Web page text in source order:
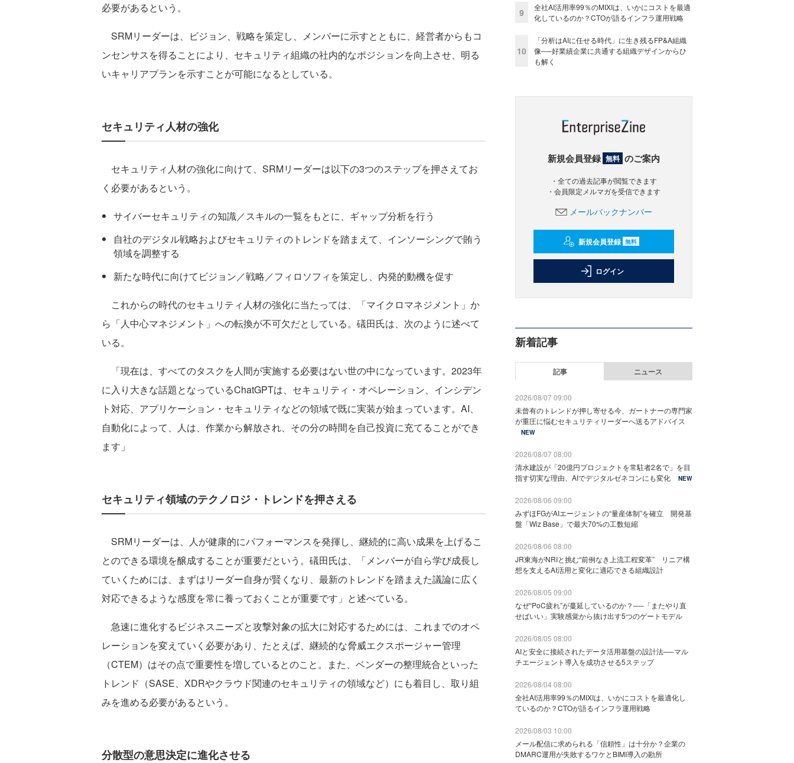
必要があるという。
SRMリーダーは、ビジョン、戦略を策定し、メンバーに示すとともに、経営者からもコ
ンセンサスを得ることにより、セキュリティ組織の社内的なポジションを向上させ、明る
いキャリアプランを示すことが可能になるとしている。
セキュリティ人材の強化
セキュリティ人材の強化に向けて、SRMリーダーは以下の3つのステップを押さえてお
く必要があるという。
サイバーセキュリティの知識／スキルの一覧をもとに、ギャップ分析を行う
自社のデジタル戦略およびセキュリティのトレンドを踏まえて、インソーシングで賄う
領域を調整する
新たな時代に向けてビジョン／戦略／フィロソフィを策定し、内発的動機を促す
これからの時代のセキュリティ人材の強化に当たっては、「マイクロマネジメント」か
ら「人中心マネジメント」への転換が不可欠だとしている。礒田氏は、次のように述べて
いる。
「現在は、すべてのタスクを人間が実施する必要はない世の中になっています。2023年
に入り大きな話題となっているChatGPTは、セキュリティ・オペレーション、インシデン
ト対応、アプリケーション・セキュリティなどの領域で既に実装が始まっています。AI、
自動化によって、人は、作業から解放され、その分の時間を自己投資に充てることができ
ます」
セキュリティ領域のテクノロジ・トレンドを押さえる
SRMリーダーは、人が健康的にパフォーマンスを発揮し、継続的に高い成果を上げるこ
とのできる環境を醸成することが重要だという。礒田氏は、「メンバーが自ら学び成長し
ていくためには、まずはリーダー自身が賢くなり、最新のトレンドを踏まえた議論に広く
対応できるような感度を常に養っておくことが重要です」と述べている。
急速に進化するビジネスニーズと攻撃対象の拡大に対応するためには、これまでのオペ
レーションを変えていく必要があり、たとえば、継続的な脅威エクスポージャー管理
（CTEM）はその点で重要性を増しているとのこと。また、ベンダーの整理統合といった
トレンド（SASE、XDRやクラウド関連のセキュリティの領域など）にも着目し、取り組
みを進める必要があるという。
分散型の意思決定に進化させる
9
全社AI活用率99％のMIXIは、いかにコストを最適
化しているのか？CTOが語るインフラ運用戦略
10
「分析はAIに任せる時代」に生き残るFP&A組織
像──好業績企業に共通する組織デザインからひ
も解く
新規会員登録 無料 のご案内
・全ての過去記事が閲覧できます
・会員限定メルマガを受信できます
メールバックナンバー
新規会員登録 無料
ログイン
新着記事
記事 ニュース
2026/08/07 09:00
未曾有のトレンドが押し寄せる今、ガートナーの専門家
が重圧に悩むセキュリティリーダーへ送るアドバイス
NEW
2026/08/07 08:00
清水建設が「20億円プロジェクトを常駐者2名で」を目
指す切実な理由、AIでデジタルゼネコンにも変化
NEW
2026/08/06 09:00
みずほFGがAIエージェントの“量産体制”を確立 開発基
盤「Wiz Base」で最大70%の工数短縮
2026/08/06 08:00
JR東海がNRIと挑む“前例なき上流工程変革” リニア構
想を支えるAI活用と変化に適応できる組織設計
2026/08/05 09:00
なぜ“PoC疲れ”が蔓延しているのか？──「またやり直
せばいい」実験感覚から抜け出す5つのゲートモデル
2026/08/05 08:00
AIと安全に接続されたデータ活用基盤の設計法──マル
チエージェント導入を成功させる5ステップ
2026/08/04 08:00
全社AI活用率99％のMIXIは、いかにコストを最適化し
ているのか？CTOが語るインフラ運用戦略
2026/08/03 10:00
メール配信に求められる「信頼性」は十分か？企業の
DMARC運用が失敗するワケとBIMI導入の勘所